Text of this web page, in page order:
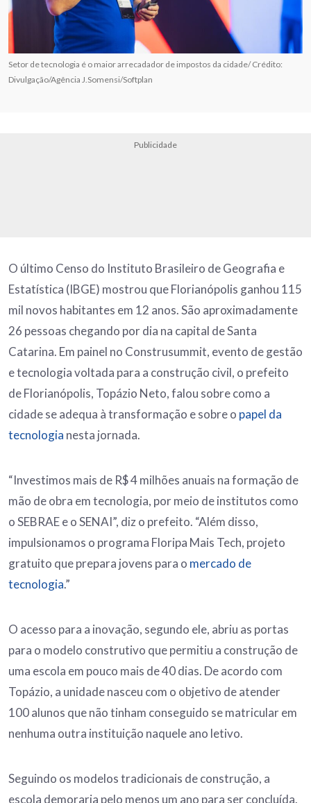
Setor de tecnologia é o maior arrecadador de impostos da cidade/ Crédito:
Divulgação/Agência J.Somensi/Softplan
Publicidade
O último Censo do Instituto Brasileiro de Geografia e
Estatística (IBGE) mostrou que Florianópolis ganhou 115
mil novos habitantes em 12 anos. São aproximadamente
26 pessoas chegando por dia na capital de Santa
Catarina. Em painel no Construsummit, evento de gestão
e tecnologia voltada para a construção civil, o prefeito
de Florianópolis, Topázio Neto, falou sobre como a
cidade se adequa à transformação e sobre o papel da
tecnologia nesta jornada.
“Investimos mais de R$ 4 milhões anuais na formação de
mão de obra em tecnologia, por meio de institutos como
o SEBRAE e o SENAI”, diz o prefeito. “Além disso,
impulsionamos o programa Floripa Mais Tech, projeto
gratuito que prepara jovens para o mercado de
tecnologia.”
O acesso para a inovação, segundo ele, abriu as portas
para o modelo construtivo que permitiu a construção de
uma escola em pouco mais de 40 dias. De acordo com
Topázio, a unidade nasceu com o objetivo de atender
100 alunos que não tinham conseguido se matricular em
nenhuma outra instituição naquele ano letivo.
Seguindo os modelos tradicionais de construção, a
escola demoraria pelo menos um ano para ser concluída.